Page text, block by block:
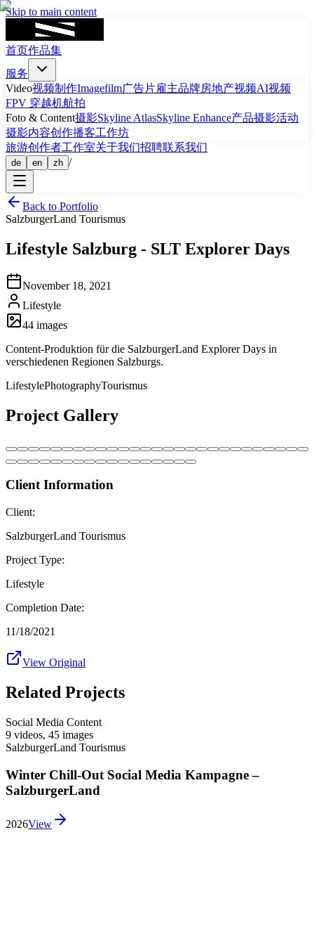
Skip to main content
首页作品集
服务
Video视频制作Imagefilm广告片雇主品牌房地产视频AI视频
FPV 穿越机航拍
Foto & Content摄影Skyline AtlasSkyline Enhance产品摄影活动
摄影内容创作播客工作坊
旅游创作者工作室关于我们招聘联系我们
de en zh /
Back to Portfolio
SalzburgerLand Tourismus
Lifestyle Salzburg - SLT Explorer Days
November 18, 2021
Lifestyle
44 images
Content-Produktion für die SalzburgerLand Explorer Days in
verschiedenen Regionen Salzburgs.
LifestylePhotographyTourismus
Project Gallery
Client Information
Client:
SalzburgerLand Tourismus
Project Type:
Lifestyle
Completion Date:
11/18/2021
View Original
Related Projects
Social Media Content
9 videos, 45 images
SalzburgerLand Tourismus
Winter Chill-Out Social Media Kampagne –
SalzburgerLand
2026View